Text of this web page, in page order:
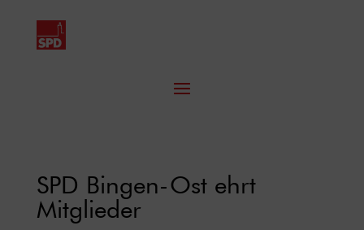
SPD Bingen-Ost ehrt
Mitglieder